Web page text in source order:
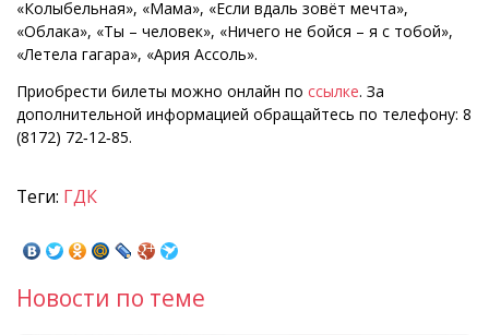
«Колыбельная», «Мама», «Если вдаль зовёт мечта»,
«Облака», «Ты – человек», «Ничего не бойся – я с тобой»,
«Летела гагара», «Ария Ассоль».
Приобрести билеты можно онлайн по ссылке. За
дополнительной информацией обращайтесь по телефону: 8
(8172) 72‑12‑85.
Теги: ГДК
Новости по теме